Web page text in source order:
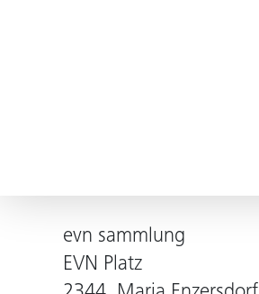
evn sammlung
EVN Platz